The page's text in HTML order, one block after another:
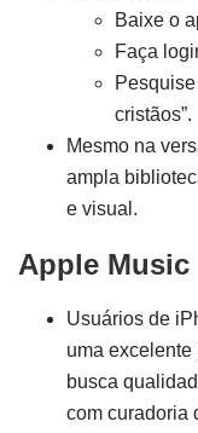
Baixe o
Faça
cristãos”.
Mesmo na
ampla
e visual.
Apple Music
Usuários de
uma excelente
busca
com curadoria